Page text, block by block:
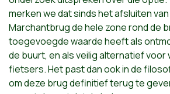
merken we dat sinds het afsluiten
Marchantbrug de hele zone rond de
toegevoegde waarde heeft als
de buurt, en als veilig alternatief voor
fietsers. Het past dan ook in de
om deze brug definitief terug te